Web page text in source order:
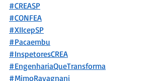
#CREASP
#CONFEA
#XIIcepSP
#Pacaembu
#InspetoresCREA
#EngenhariaQueTransforma
#MimoRavagnani